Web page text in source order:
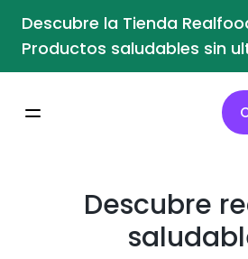
Descubre la Tienda
Productos saludables sin
Descubre